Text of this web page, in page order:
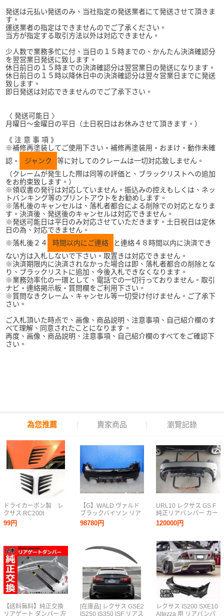
発送は元払い発送のみ、当社指定の発送業者にて発送させて頂きま
す。
運送業者の指定はできませんのでご了承ください。
当方が指定する取引方法以外は対応できません。
少人数で業務多忙に付、当日の１５時までの、かんたん決済確認分
を翌営業日発送に致します。
休日前日の１５時までの決済確認分は翌営業日の発送になります。
休日前日の１５時以降休日中の決済確認分は翌々営業日までに発送
致します。
即日発送は対応できませんのでご了承下さい。
〈 発送可能日 〉
月曜日～金曜日の平日（土日祝日はお休みさせて頂きます。）
《 注 意 事 項 》
※補修再塗装してご使用下さい・補修再塗装用・おまけ・動作未確
認・
ジャンク
等に対してのクレームは一切対応致しません。
（クレームが発生した際は同等の評価と、ブラックリストへの追加
をお約束致します。）
※領収書の発行は対応していません。振込みの控えもしくは、ネッ
トバンキング等のプリントアウトをお勧めします。
※落札後のキャンセルは、落札者都合による削除での対応となりま
す。決済後、発送後のキャンセルは対応できません。
※発送可能日は平日のみ対応させていただきます。土日祝日は定休
日の為、対応できません。
※落札後２４
時間以内にご連絡
と連絡４８時間以内に決済でき
ない方は入札しないで下さい。取置きは対応できません。
※決済期限内に決済されなかった場合は即、落札者都合の削除とな
り、ブラックリストに追加、今後入札できなくなります。
※業務効率化の一環として、電話での一切行っておりません。取引
ナビ・連絡掲示板・質問欄をご利用下さい。
※質問なきクレーム、キャンセル等一切受け付けません。ご了承下
さい。
ご入札頂いた時点で、画像、商品説明、注意事項、自己紹介欄のす
べて理解、同意されたことになります。
再度、画像、商品説明、注意事項、自己紹介欄のすべてをご確認下
さい。
為您推薦 賣家商品 瀏覽記錄
ドライカーボン製 レ
クサス RC200t
RC300h RC300
RC350 RC Fスポーツ
口パネル 2枚
99円
【送料無料】純正交換
リアゲート ダンパー 左
【G】WALD ヴァルド
ブラックバイソン リア
バンパー エアロ レクサ
ス UVF46 LS600HL
USF41 UVF45
98780円
[在庫品] レクサス GSE2
IS250 IS350 ISF リアス
URL10 レクサス GS F
純正リアバンパー カー
ボンアンダースポイラ
ー LEDリアフォグラン
1J7
120000円
レクサス IS200 SXE10
Altezza 用 リアバンパ